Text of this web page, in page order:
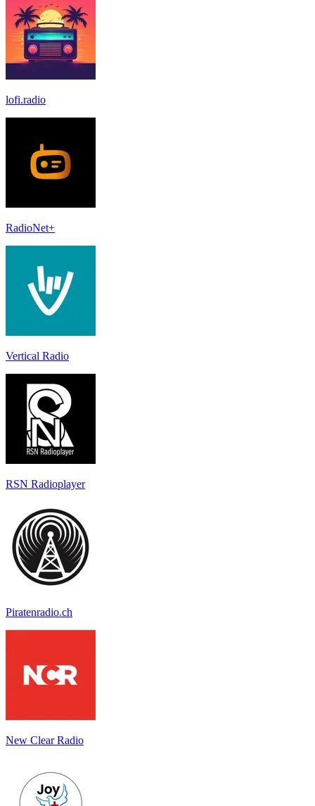
lofi.radio
RadioNet+
Vertical Radio
RSN Radioplayer
Piratenradio.ch
New Clear Radio